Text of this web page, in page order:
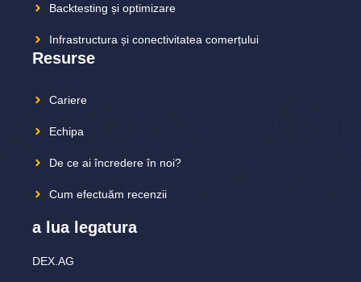
Backtesting și optimizare
Infrastructura și conectivitatea comerțului
Resurse
Cariere
Echipa
De ce ai încredere în noi?
Cum efectuăm recenzii
a lua legatura
DEX.AG